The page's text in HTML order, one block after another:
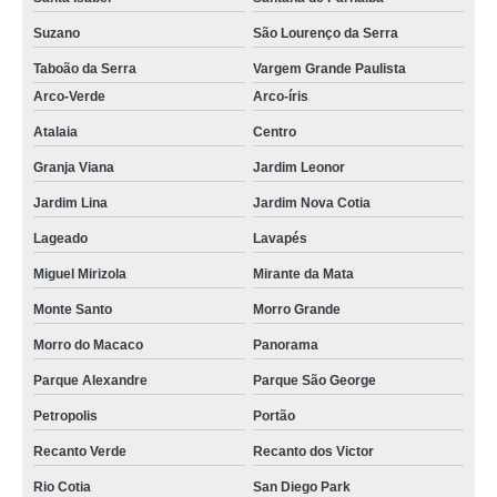
quanto custa painel de madeira sob medida no Recanto dos Victor
painéis de madeira para parede em Itu
painéis de madeira de demolição em Itu
painel em madeira maciça em São Lourenço da Serra
painel em madeira para tv no Arujá
painel de madeira sob medida no Jardim Lina
painel de madeira maciça preço no Parque Alexandre
quanto custa painel de madeira em sp em Barueri
painel de madeira em sp no Jardim Nova Cotia
painel de madeira em sp preço na Petropolis
Suzano São Lourenço da Serra
Taboão da Serra
Vargem Grande Paulista
Arco-Verde
Arco-íris
Atalaia Centro
Granja Viana Jardim Leonor
Jardim Lina Jardim Nova Cotia
Lageado Lavapés
Miguel Mirizola Mirante da Mata
Monte Santo Morro Grande
Morro do Macaco Panorama
Parque Alexandre Parque São George
Petropolis Portão
Recanto Verde Recanto dos Victor
Rio Cotia San Diego Park